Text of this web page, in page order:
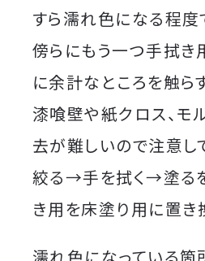
すら濡れ色になる程度
傍らにもう一つ手拭き
に余計なところを触ら
漆喰壁や紙クロス、モ
去が難しいので注意し
絞る→手を拭く→塗る
き用を床塗り用に置き